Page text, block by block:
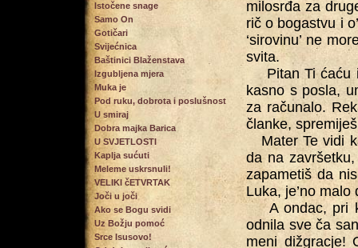
Istočene snage
Samo On
Gotičari
Svijećnica
Baštinici Blaženstava
Izgubljena mjera
Muka je
Pod ruku, dobrota i poslušnost
U smiraj
Dobra majka Barica
U SVJETLOSTI
Kaplja sućuti
Meleme uskrsnuli!
VELIKI čETVRTAK
Joči u joči
Ako se Bogu svidi
Uz Božju pomoć
Srce Isusovo!
milosrđa za
rič o bogastvu i
‘sirovinu’ ne
svita.
Pitan Ti ćaću i
kasno s posla,
za računalo.
članke,
Mater Te vidi
da na
zapametiš da
Luka, je’no
A ondac, pri
odnila sve ča
meni dižgracje!